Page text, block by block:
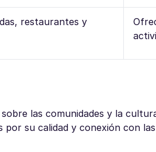
restaurantes y
las comunidades y la
su calidad y conexión con